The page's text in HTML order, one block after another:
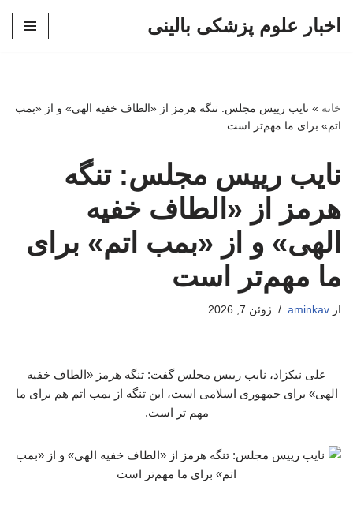
اخبار علوم پزشکی بالینی
خانه » نایب رییس مجلس: تنگه هرمز از «الطاف خفیه الهی» و از «بمب
اتم» برای ما مهم‌تر است
نایب رییس مجلس: تنگه
هرمز از «الطاف خفیه
الهی» و از «بمب اتم» برای
ما مهم‌تر است
از aminkav ژوئن 7, 2026
علی نیکزاد، نایب رییس مجلس گفت: تنگه هرمز «الطاف خفیه
الهی» برای جمهوری اسلامی است، این تنگه از بمب اتم هم برای ما
مهم تر است.